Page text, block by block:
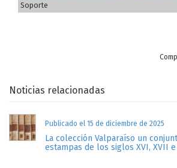
Soporte
Noticias relacionadas
Publicado el 15 de diciembre de 2025
La colección Valparaíso un
estampas de los siglos XVI, XVII